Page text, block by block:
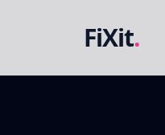
FiXit.